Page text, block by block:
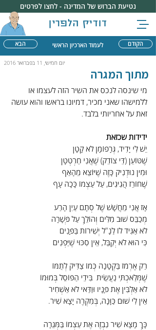
דודיק הלפרין
נטיעת הברוש של המדינה - לחצו לפרטים
הבא הקודם לעמוד הארכיון הראשי
יום חמישי, 11 בפברואר 2016
מתוך המגרה
מי שינסה לנכס את השיר הזה לעצמו או
ללמישהו שאני מכיר, דמיונו בראשו והוא עושה
זאת על אחריותי בלבד.
ידידות שכזאת
יֵשׁ לִי יָדִיד, גְּרָפוֹמָן לֹא קָטָן
שֶׁטּוֹעֵן (דֵּי צוֹדֵק) שֶׁאֲנִי חַרְטְטָן
וּמִין נוּדְנִיק כָּזֶה שֶׁיּוֹצֵא מֵהָאַף
שֶׁחוֹרֵז הֲגִיגִים, עַל עַצְמוֹ כָּכָה עָף
אָז אֲנִי מֵחֲשָׁשׁ שֶׁל סְתָם עַיִן הָרַע
מְכַבֵּס שׁוּב מִלִּים וְהוֹלֵךְ עַל פְּשָׁרָה
לֹא אַגִּיד לוֹ לַנָ"ל יְשִׁירוֹת בַּפָּנִים
כִּי הוּא לֹא יְקַבֵּל, אֵין סִכּוּי שֶׁיַּפְנִים
רַק אֶרְמֹז בַּקְטָנָה כְּמוֹ צַדִּיק לְתֻמּוֹ
שֶׁמְּלַאכְתִּי נַעֲשֵׂית  בִּידֵי הַפּוֹסֵל בְּמוּמוֹ
לֹא אַלְבִּין אֶת פָּנָיו וּוַדַּאי לֹא אַשְׁחִיר
אֵין לִי שׁוּם כַּוָּנָה, בְּמִקְרֶה יָצָא שִׁיר.
כָּךְ מָצָא שִׁיר נִבְזֶה אֶת עַצְמוֹ בַּמְּגֵרָה